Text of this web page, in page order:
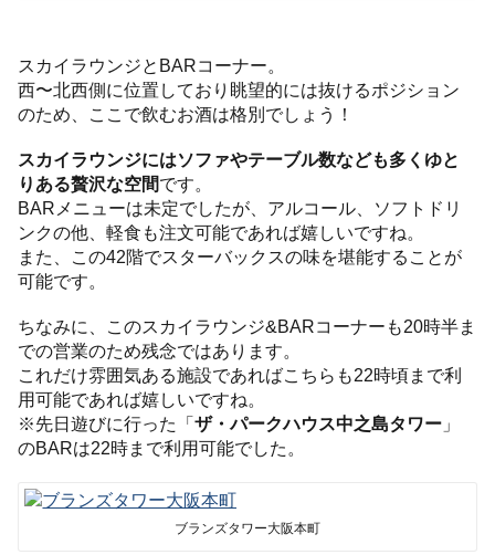
スカイラウンジとBARコーナー。
西〜北西側に位置しており眺望的には抜けるポジション
のため、ここで飲むお酒は格別でしょう！
スカイラウンジにはソファやテーブル数なども多くゆと
りある贅沢な空間です。
BARメニューは未定でしたが、アルコール、ソフトドリ
ンクの他、軽食も注文可能であれば嬉しいですね。
また、この42階でスターバックスの味を堪能することが
可能です。
ちなみに、このスカイラウンジ&BARコーナーも20時半ま
での営業のため残念ではあります。
これだけ雰囲気ある施設であればこちらも22時頃まで利
用可能であれば嬉しいですね。
※先日遊びに行った「ザ・パークハウス中之島タワー 」
のBARは22時まで利用可能でした。
ブランズタワー大阪本町